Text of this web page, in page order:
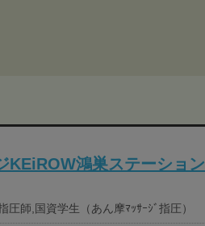
KEiROW鴻巣ステーション
圧師,国資学生（あん摩ﾏｯｻｰｼﾞ指圧）